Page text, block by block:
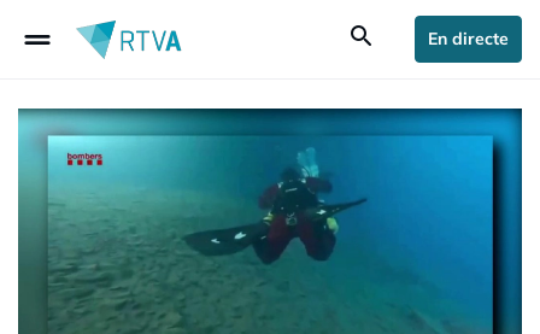
drag_handle search En directe